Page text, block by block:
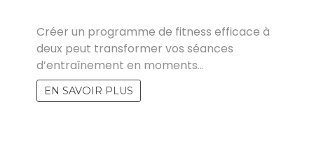
Créer un programme de fitness efficace à
deux peut transformer vos séances
d’entraînement en moments…
EN SAVOIR PLUS